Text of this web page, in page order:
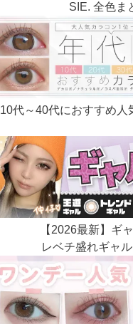
SIE. 全色ま
10代～40代におすすめ 人
【2026最新】 ギ
レベチ盛れギャ